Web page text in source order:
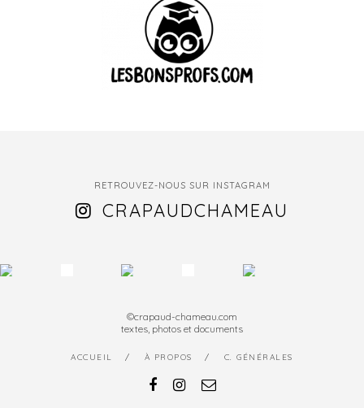
RETROUVEZ-NOUS SUR INSTAGRAM
CRAPAUDCHAMEAU
©crapaud-chameau.com
textes, photos et documents
ACCUEIL À PROPOS C. GÉNÉRALES